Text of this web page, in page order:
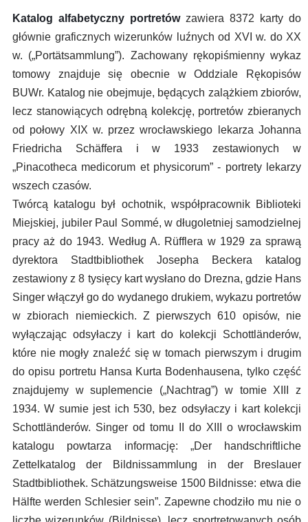
Katalog alfabetyczny portretówzawiera 8372 karty do
głównie graficznych wizerunków luźnych od XVI w. do XX
w. („Portätsammlung”). Zachowany rękopiśmienny wykaz
tomowy znajduje się obecnie w Oddziale Rękopisów
BUWr. Katalog nie obejmuje, będących zalążkiem zbiorów,
lecz stanowiących odrębną kolekcję, portretów zbieranych
od połowy XIX w. przez wrocławskiego lekarza Johanna
Friedricha Schäffera i w 1933 zestawionych w
„Pinacotheca medicorum et physicorum” - portrety lekarzy
wszech czasów.
Twórcą katalogu był ochotnik, współpracownik Biblioteki
Miejskiej, jubiler Paul Sommé, w długoletniej samodzielnej
pracy aż do 1943. Według A. Rüfflera w 1929 za sprawą
dyrektora Stadtbibliothek Josepha Beckera katalog
zestawiony z 8 tysięcy kart wysłano do Drezna, gdzie Hans
Singer włączył go do wydanego drukiem, wykazu portretów
w zbiorach niemieckich. Z pierwszych 610 opisów, nie
wyłączając odsyłaczy i kart do kolekcji Schottländerów,
które nie mogły znaleźć się w tomach pierwszym i drugim
do opisu portretu Hansa Kurta Bodenhausena, tylko część
znajdujemy w suplemencie („Nachtrag”) w tomie XIII z
1934. W sumie jest ich 530, bez odsyłaczy i kart kolekcji
Schottländerów. Singer od tomu II do XIII o wrocławskim
katalogu powtarza informację: „Der handschriftliche
Zettelkatalog der Bildnissammlung in der Breslauer
Stadtbibliothek. Schätzungsweise 1500 Bildnisse: etwa die
Hälfte werden Schlesier sein”. Zapewne chodziło mu nie o